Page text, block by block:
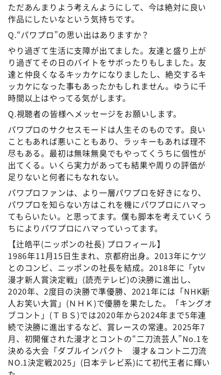
ただあんまりよう考えんようにして、今は絶対に良い
作品にしたいなという気持ちです。
Q.“パワプロ”の思い出はありますか？
やり過ぎて生活に支障が出てました。友達と盛り上が
り過ぎてその日のバイトをサボったりもしました。友
達と仲良くなるキッカケになりましたし、絶交するキ
ッカケになった事もあったかもしれません。ゆうに千
時間以上はやってる気がします。
Q.視聴者の皆様へメッセージをお願いします。
パワプロのサクセスモードは人生そのものです。良い
こともあれば悪いこともあり、ラッキーもあれば理不
尽もある。最初は無味無臭でもやってくうちに個性が
出てくる。いくら実力があっても結果や周りの評価が
足りないと何者にもなれない。
パワプロファンは、より一層パワプロを好きになり、
パワプロを知らない方はこれを機にパワプロにハマっ
てもらいたい。と思ってます。僕も脚本を考えていくう
ちによりパワプロにハマっていってます。
【辻皓平(ニッポンの社長) プロフィール】
1986年11月15日生まれ、京都府出身。2013年にケツ
とのコンビ、ニッポンの社長を結成。2018年に「ytv
漫才新人賞決定戦」(読売テレビ)の決勝に進出し、
2020年、2度目の決勝で準優勝、2021年には「NHK新
人お笑い大賞」(ＮＨＫ)で優勝を果たした。「キングオ
ブコント」(ＴＢＳ)では2020年から2024年まで5年連
続で決勝に進出するなど、賞レースの常連。2025年7
月、初開催された漫才とコントの“二刀流芸人”No.1を
決める大会「ダブルインパクト 漫才＆コント二刀流
NO.1決定戦2025」(日本テレビ系)にて初代王者に輝い